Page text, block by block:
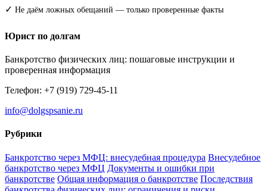
✓ Не даём ложных обещаний — только проверенные факты
Юрист по долгам
Банкротство физических лиц: пошаговые инструкции и
проверенная информация
Телефон: +7 (919) 729-45-11
info@dolgspsanie.ru
Рубрики
Банкротство через МФЦ: внесудебная процедура Внесудебное
банкротство через МФЦ Документы и ошибки при
банкротстве Общая информация о банкротстве Последствия